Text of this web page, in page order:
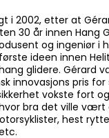
i 2002, etter at
30 år innen Hang
og ingeniør i
ideen innen
glidere. Gérard
innovasjons pris
vokste fort
bra det ville vært
hest